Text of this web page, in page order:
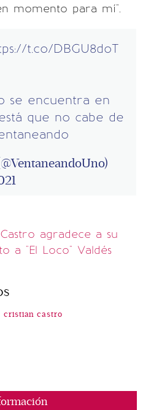
momento para mí".
t.co/DBGU8doT
se encuentra en
que no cabe de
agradece a su
a "El Loco" Valdés
cristian castro